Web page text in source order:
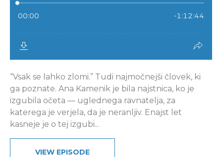
“Vsak se lahko zlomi.” Tudi najmočnejši človek, ki
ga poznate. Ana Kamenik je bila najstnica, ko je
izgubila očeta — uglednega ravnatelja, za
katerega je verjela, da je neranljiv. Enajst let
kasneje je o tej izgubi...
VIEW EPISODE